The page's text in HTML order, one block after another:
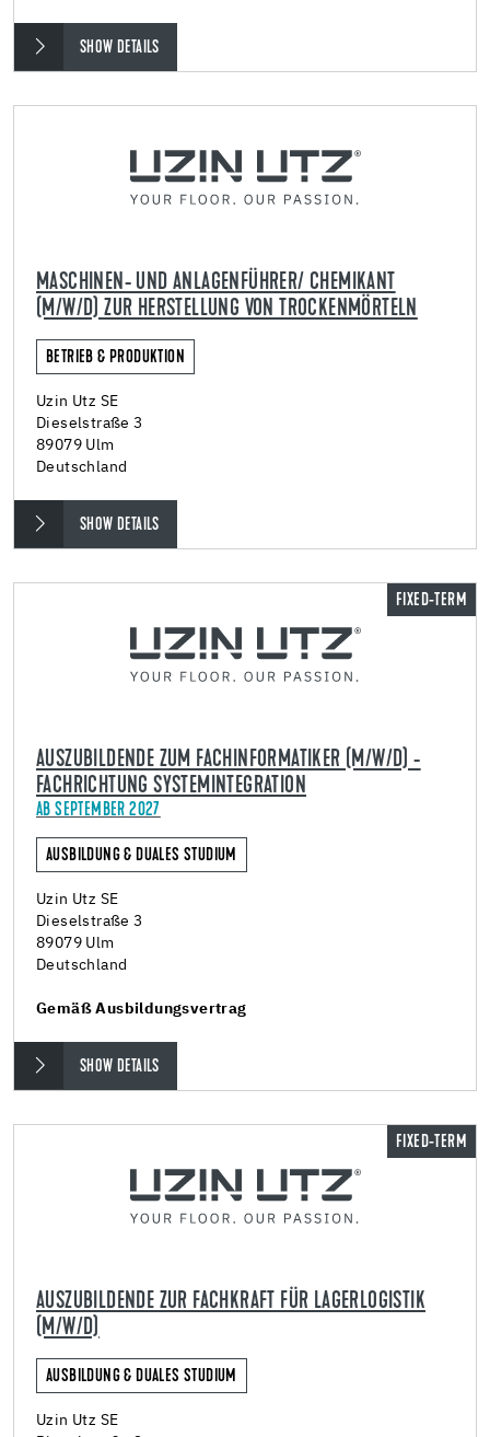
SHOW DETAILS
MASCHINEN- UND ANLAGENFÜHRER/ CHEMIKANT
(M/W/D) ZUR HERSTELLUNG VON TROCKENMÖRTELN
BETRIEB & PRODUKTION
Uzin Utz SE
Dieselstraße 3
89079 Ulm
Deutschland
SHOW DETAILS
FIXED-TERM
AUSZUBILDENDE ZUM FACHINFORMATIKER (M/W/D) -
FACHRICHTUNG SYSTEMINTEGRATION
AB SEPTEMBER 2027
AUSBILDUNG & DUALES STUDIUM
Uzin Utz SE
Dieselstraße 3
89079 Ulm
Deutschland
Gemäß Ausbildungsvertrag
SHOW DETAILS
FIXED-TERM
AUSZUBILDENDE ZUR FACHKRAFT FÜR LAGERLOGISTIK
(M/W/D)
AUSBILDUNG & DUALES STUDIUM
Uzin Utz SE